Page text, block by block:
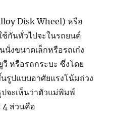
Disk Wheel) หรือ
ช้กันทั่วไปจะในรถยนต์
งขนาดเล็กหรือรถเก๋ง
หรือรถกระบะ ซึ่งโดย
รูปแบบอาศัยแรงโน้มถ่วง
จะเห็นว่าตัวแม่พิมพ์
4 ส่วนคือ